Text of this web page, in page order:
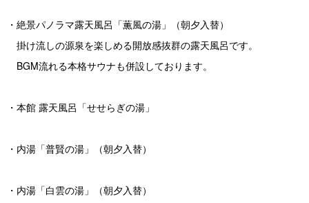
・絶景パノラマ露天風呂「薫風の湯」（朝夕入替）
掛け流しの源泉を楽しめる開放感抜群の露天風呂です。
BGM流れる本格サウナも併設しております。
・本館 露天風呂「せせらぎの湯」
・内湯「普賢の湯」（朝夕入替）
・内湯「白雲の湯」（朝夕入替）